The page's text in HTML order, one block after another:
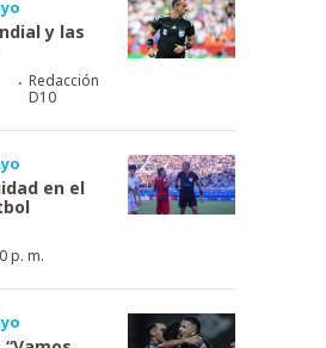
y las
· Redacción
D10
en el
p. m.